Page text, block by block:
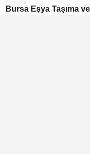
Bursa Eşya Taşıma